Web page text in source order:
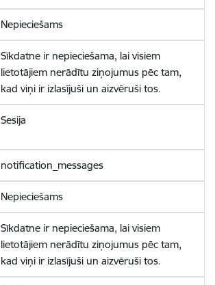
Nepieciešams
Sīkdatne ir nepieciešama, lai visiem
lietotājiem nerādītu ziņojumus pēc tam,
kad viņi ir izlasījuši un aizvēruši tos.
Sesija
notification_messages
Nepieciešams
Sīkdatne ir nepieciešama, lai visiem
lietotājiem nerādītu ziņojumus pēc tam,
kad viņi ir izlasījuši un aizvēruši tos.